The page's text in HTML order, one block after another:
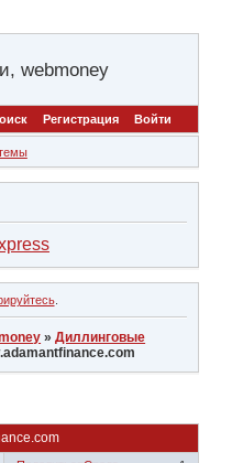
webmoney
Регистрация Войти
.
»Диллинговые